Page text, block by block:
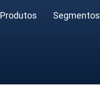
Produtos Segmentos